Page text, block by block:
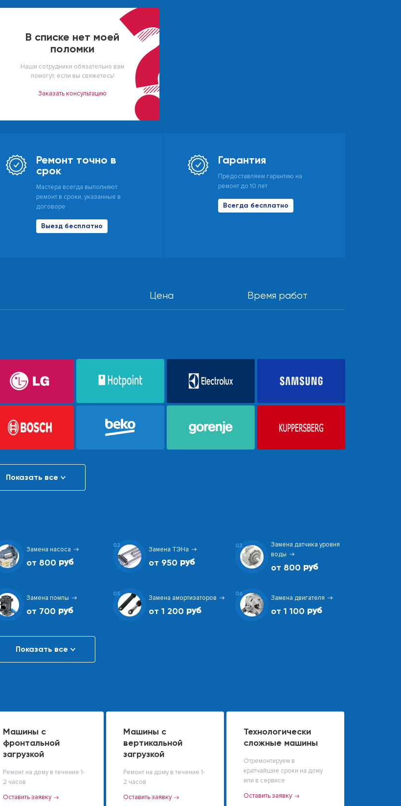
В списке нет моей
поломки
Наши сотрудники обязательно вам
помогут, если вы свяжетесь!
Заказать консультацию
Ремонт точно в
срок
Мастера всегда выполняют
ремонт в сроки, указанные в
договоре
Выезд бесплатно
Гарантия
Предоставляем гарантию на
ремонт до 10 лет
Всегда бесплатно
Цена Время работ
Показать все
Замена насоса
от 800
02
Замена ТЭНа
от 950
03
Замена датчика уровня
воды
от 800
Замена помпы
от 700
05
Замена амортизаторов
от 1 200
06
Замена двигателя
от 1 100
Показать все
Машины с
фронтальной
загрузкой
Ремонт на дому в течение 1-
2 часов
Оставить заявку
Машины с
вертикальной
загрузкой
Ремонт на дому в течение 1-
2 часов
Оставить заявку
Технологически
сложные машины
Отремонтируем в
кратчайшие сроки на дому
или в сервисе
Оставить заявку